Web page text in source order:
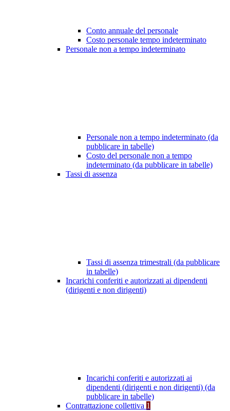
Conto annuale del personale
Costo personale tempo indeterminato
Personale non a tempo indeterminato
Personale non a tempo indeterminato (da
pubblicare in tabelle)
Costo del personale non a tempo
indeterminato (da pubblicare in tabelle)
Tassi di assenza
Tassi di assenza trimestrali (da pubblicare
in tabelle)
Incarichi conferiti e autorizzati ai dipendenti
(dirigenti e non dirigenti)
Incarichi conferiti e autorizzati ai
dipendenti (dirigenti e non dirigenti) (da
pubblicare in tabelle)
Contrattazione collettiva 1